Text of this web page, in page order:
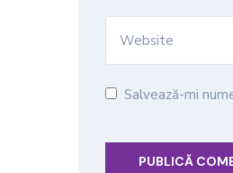
Salvează-mi